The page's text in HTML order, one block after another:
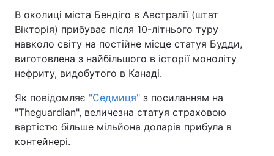
В околиці міста Бендіго в Австралії (штат
Вікторія) прибуває після 10-літнього туру
навколо світу на постійне місце статуя Будди,
виготовлена з найбільшого в історії моноліту
нефриту, видобутого в Канаді.
Як повідомляє "Седмиця" з посиланням на
"Theguardian", величезна статуя страховою
вартістю більше мільйона доларів прибула в
контейнері.